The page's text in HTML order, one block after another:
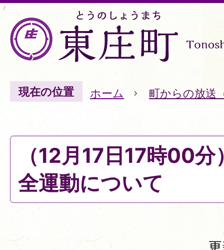
現在の位置 ホーム 町からの放送
（12月17日17時00
全運動について